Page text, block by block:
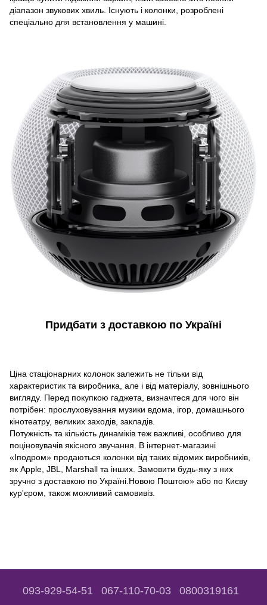
діапазон звукових хвиль. Існують і колонки, розроблені
спеціально для встановлення у машині.
Придбати з доставкою по Україні
Ціна стаціонарних колонок залежить не тільки від
характеристик та виробника, але і від матеріалу, зовнішнього
вигляду. Перед покупкою гаджета, визначтеся для чого він
потрібен: прослуховування музики вдома, ігор, домашнього
кінотеатру, великих заходів, закладів.
Потужність та кількість динаміків теж важливі, особливо для
поціновувачів якісного звучання. В інтернет-магазині
«Іподром» продаються колонки від таких відомих виробників,
як Apple, JBL, Marshall та інших. Замовити будь-яку з них
зручно з доставкою по Україні.Новою Поштою» або по Києву
кур'єром, також можливий самовивіз.
093-929-54-51 067-110-70-03 0800319161